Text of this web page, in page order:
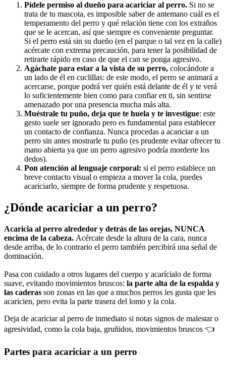
Pídele permiso al dueño para acariciar al perro. Si no se
trata de tu mascota, es imposible saber de antemano cuál es el
temperamento del perro y qué relación tiene con los extraños
que se le acercan, así que siempre es conveniente preguntar.
Si el perro está sin su dueño (en el parque o tal vez en la calle)
acércate con extrema precaución, para tener la posibilidad de
retirarte rápido en caso de que el can se ponga agresivo.
Agáchate para estar a la vista de su perro, colocándote a
un lado de él en cuclillas: de este modo, el perro se animará a
acercarse, porque podrá ver quién está delante de él y te verá
lo suficientemente bien como para confiar en ti, sin sentirse
amenazado por una presencia mucha más alta.
Muéstrale tu puño, deja que te huela y te investigue: este
gesto suele ser ignorado pero es fundamental para establecer
un contacto de confianza. Nunca procedas a acariciar a un
perro sin antes mostrarle tu puño (es prudente evitar ofrecer tu
mano abierta ya que un perro agresivo podría morderte los
dedos).
Pon atención al lenguaje corporal: si el perro establece un
breve contacto visual o empieza a mover la cola, puedes
acariciarlo, siempre de forma prudente y respetuosa.
¿Dónde acariciar a un perro?
Acaricia al perro alrededor y detrás de las orejas, NUNCA
encima de la cabeza. Acércate desde la altura de la cara, nunca
desde arriba, de lo contrario el perro también percibirá una señal de
dominación.
Pasa con cuidado a otros lugares del cuerpo y acarícialo de forma
suave, evitando movimientos bruscos: la parte alta de la espalda y
las caderas son zonas en las que a muchos perros les gusta que les
acaricien, pero evita la parte trasera del lomo y la cola.
Deja de acariciar al perro de inmediato si notas signos de malestar o
agresividad, como la cola baja, gruñidos, movimientos bruscos 👈
Partes para acariciar a un perro